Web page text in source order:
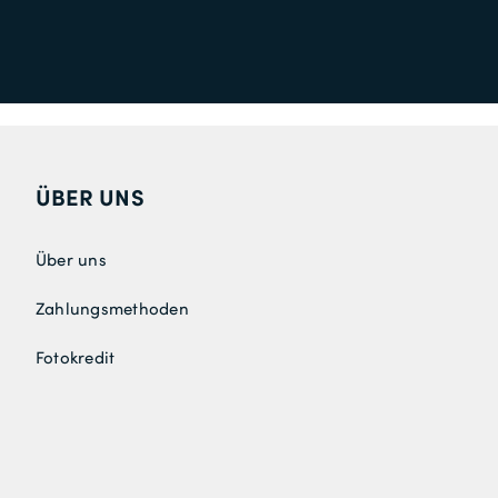
ÜBER UNS
Über uns
Zahlungsmethoden
Fotokredit